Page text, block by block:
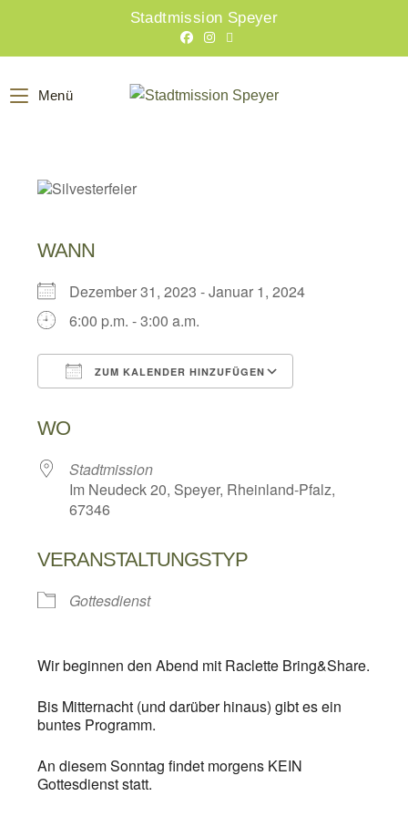
Stadtmission Speyer
Menü
WANN
Dezember 31, 2023 - Januar 1, 2024
6:00 p.m. - 3:00 a.m.
ZUM KALENDER HINZUFÜGEN
WO
Stadtmission
Im Neudeck 20, Speyer, Rheinland-Pfalz,
67346
VERANSTALTUNGSTYP
Gottesdienst
Wir beginnen den Abend mit Raclette Bring&Share.
Bis Mitternacht (und darüber hinaus) gibt es ein
buntes Programm.
An diesem Sonntag findet morgens KEIN
Gottesdienst statt.